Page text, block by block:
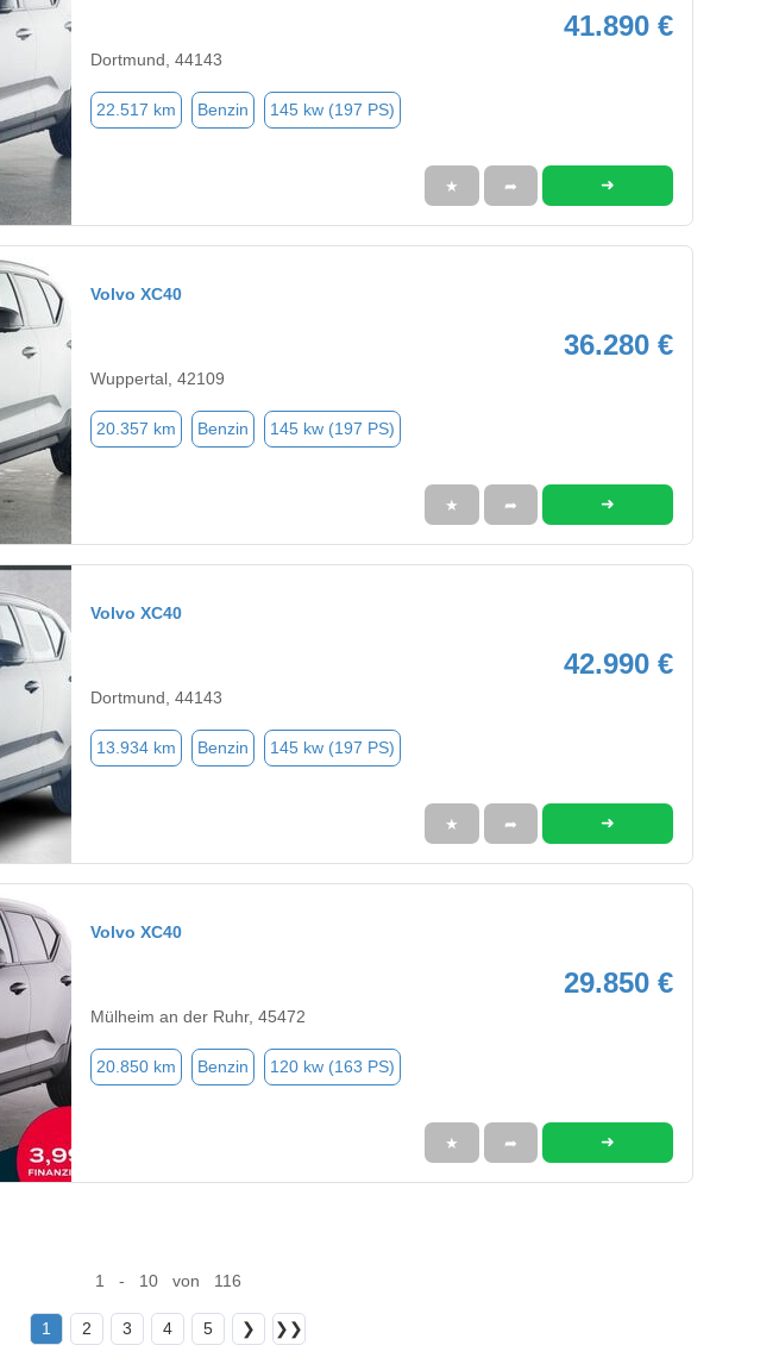
41.890 €
Dortmund, 44143
22.517 km Benzin 145 kw (197 PS)
★ ➦ ➜
Volvo XC40
36.280 €
Wuppertal, 42109
20.357 km Benzin 145 kw (197 PS)
★ ➦ ➜
Volvo XC40
42.990 €
Dortmund, 44143
13.934 km Benzin 145 kw (197 PS)
★ ➦ ➜
Volvo XC40
29.850 €
Mülheim an der Ruhr, 45472
20.850 km Benzin 120 kw (163 PS)
★ ➦ ➜
1 - 10 von 116
1 2 3 4 5 ❯ ❯❯